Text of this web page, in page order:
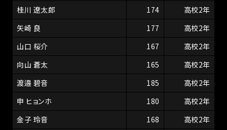
桂川 遼太郎
174
高校2年
矢崎 良
177
高校2年
山口 桜介
167
高校2年
向山 蒼太
165
高校2年
渡邉 碧音
185
高校2年
申 ヒョンホ
180
高校2年
金子 玲音
168
高校2年